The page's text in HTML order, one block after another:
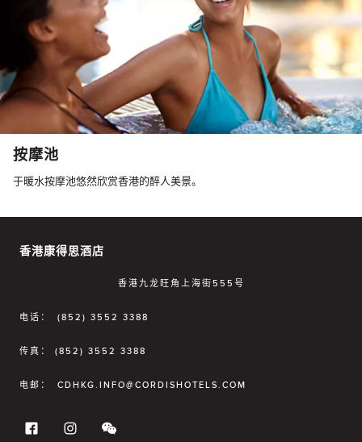
按摩池
于暖水按摩池悠然欣赏香港的醉人美景。
香港康得思酒店
香港九龙旺角上海街555号
电话： (852) 3552 3388
传真： (852) 3552 3388
电邮： CDHKG.INFO@CORDISHOTELS.COM